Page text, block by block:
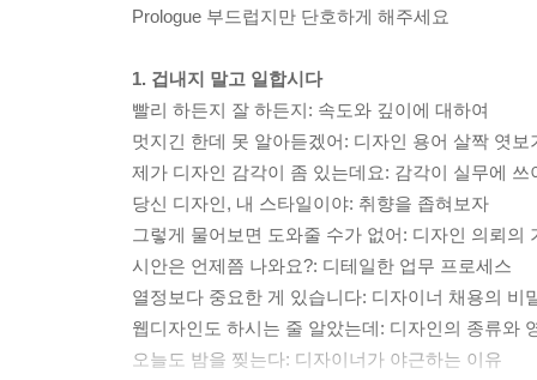
Prologue 부드럽지만 단호하게 해주세요
1. 겁내지 말고 일합시다
빨리 하든지 잘 하든지: 속도와 깊이에 대하여
멋지긴 한데 못 알아듣겠어: 디자인 용어 살짝 엿보
제가 디자인 감각이 좀 있는데요: 감각이 실무에 쓰
당신 디자인, 내 스타일이야: 취향을 좁혀보자
그렇게 물어보면 도와줄 수가 없어: 디자인 의뢰의
시안은 언제쯤 나와요?: 디테일한 업무 프로세스
열정보다 중요한 게 있습니다: 디자이너 채용의 비
웹디자인도 하시는 줄 알았는데: 디자인의 종류와
오늘도 밤을 찢는다: 디자이너가 야근하는 이유